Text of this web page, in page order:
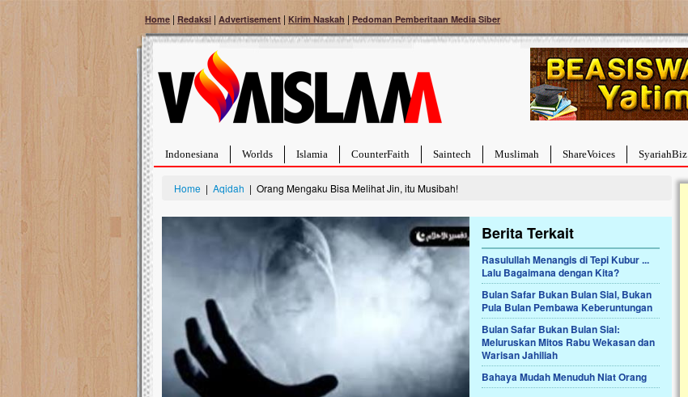
Home | Redaksi | Advertisement | Kirim Naskah | Pedoman Pemberitaan Media Siber
Indonesiana Worlds Islamia CounterFaith Saintech Muslimah ShareVoices SyariahBiz
Home | Aqidah | Orang Mengaku Bisa Melihat Jin, itu Musibah!
Berita Terkait
Rasulullah Menangis di Tepi Kubur ...
Lalu Bagaimana dengan Kita?
Bulan Safar Bukan Bulan Sial, Bukan
Pula Bulan Pembawa Keberuntungan
Bulan Safar Bukan Bulan Sial:
Meluruskan Mitos Rabu Wekasan dan
Warisan Jahiliah
Bahaya Mudah Menuduh Niat Orang
Bantu Naura, Balita Hebat Sembuh Dari
Tumor Pembuluh Darah
Hidup Naura Salsabila dipenuhi dengan
rintangan yang sangat berat. Meskipun baru
berusia sepuluh bulan, bayi yang imut ini harus
menghadapi penyakit yang dahsyat, yaitu tumor
pembuluh darah berukuran...